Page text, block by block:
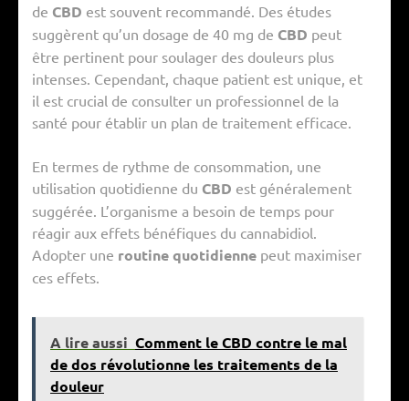
de CBD est souvent recommandé. Des études
suggèrent qu’un dosage de 40 mg de CBD peut
être pertinent pour soulager des douleurs plus
intenses. Cependant, chaque patient est unique, et
il est crucial de consulter un professionnel de la
santé pour établir un plan de traitement efficace.
En termes de rythme de consommation, une
utilisation quotidienne du CBD est généralement
suggérée. L’organisme a besoin de temps pour
réagir aux effets bénéfiques du cannabidiol.
Adopter une routine quotidienne peut maximiser
ces effets.
A lire aussi Comment le CBD contre le mal
de dos révolutionne les traitements de la
douleur